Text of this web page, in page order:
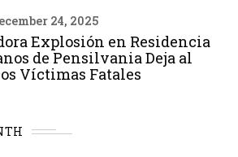
24, 2025
Explosión en Residencia
de Pensilvania Deja al
Víctimas Fatales